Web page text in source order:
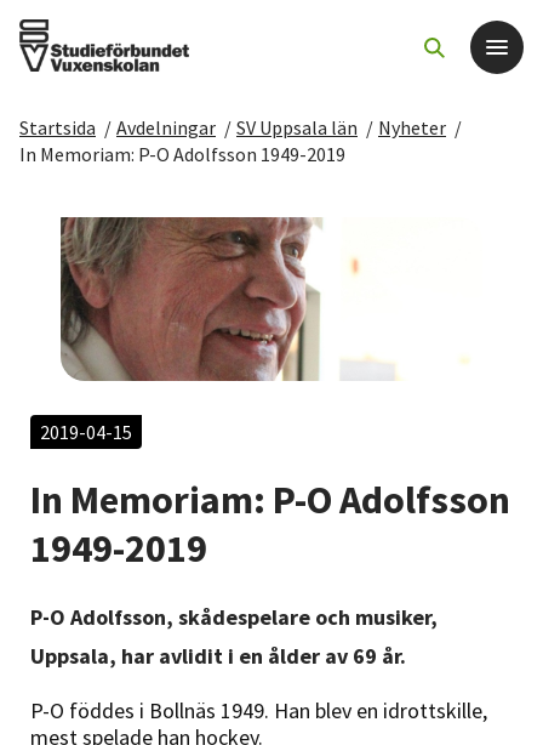
Det här gör vi
För dig som
Sök kurser och evenemang
Om SV
Starta studiecirkel
Cirkelledare
Nyheter
Avdelningar
Lyssna
Startsida / Avdelningar / SV Uppsala län / Nyheter /
In Memoriam: P-O Adolfsson 1949-2019
2019-04-15
In Memoriam: P-O Adolfsson
1949-2019
P-O Adolfsson, skådespelare och musiker,
Uppsala, har avlidit i en ålder av 69 år.
P-O föddes i Bollnäs 1949. Han blev en idrottskille,
mest spelade han hockey.